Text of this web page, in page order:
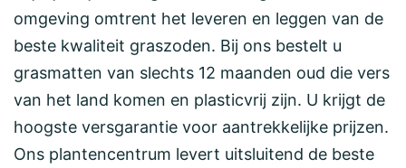
omgeving omtrent het leveren en leggen van de
beste kwaliteit graszoden. Bij ons bestelt u
grasmatten van slechts 12 maanden oud die vers
van het land komen en plasticvrij zijn. U krijgt de
hoogste versgarantie voor aantrekkelijke prijzen.
Ons plantencentrum levert uitsluitend de beste